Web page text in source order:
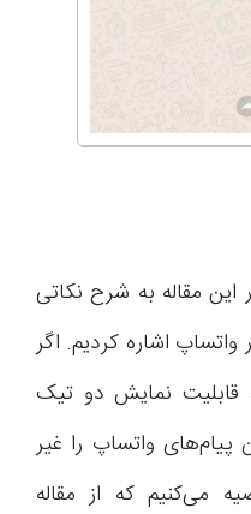
مقاله به شرح نکاتی
واتساپ اشاره کردیم. اگر
قابلیت نمایش دو تیک
واتساپ را غیر
می‌کنیم که از مقاله